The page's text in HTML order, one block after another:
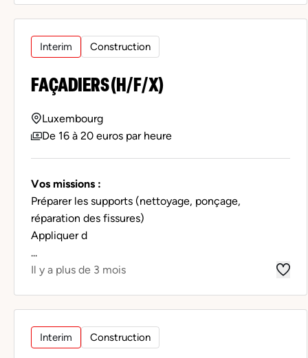
Interim Construction
FAÇADIERS (H/F/X)
Luxembourg
De 16 à 20 euros par heure
Vos missions :
Préparer les supports (nettoyage, ponçage,
réparation des fissures)
Appliquer d
...
Il y a plus de 3 mois
Interim Construction